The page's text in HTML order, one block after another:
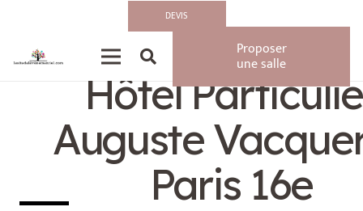
DEVIS
Proposer
une salle
Privatisation/
Hôtel
Auguste
Paris 16e